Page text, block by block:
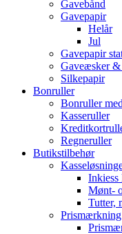
Gavebånd
Gavepapir
Helår
Jul
Gavepapir
Gaveæsker &
Silkepapir
Bonruller
Bonruller
Kasseruller
Regneruller
Butikstilbehør
Inkiess
Mønt-
Tutter,
Prismærkning